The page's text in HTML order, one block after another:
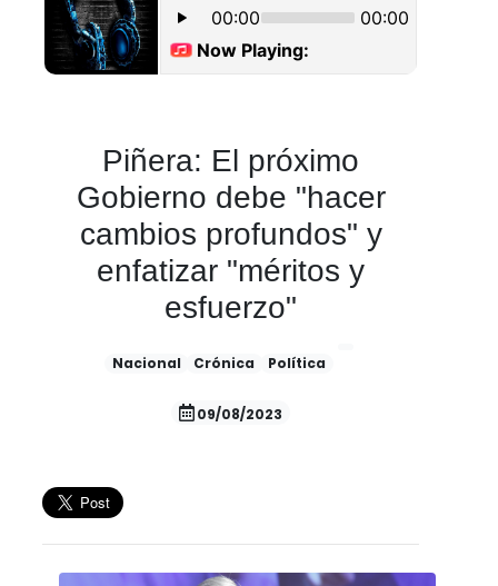
Piñera: El próximo
Gobierno debe "hacer
cambios profundos" y
enfatizar "méritos y
esfuerzo"
Nacional Crónica Política
09/08/2023